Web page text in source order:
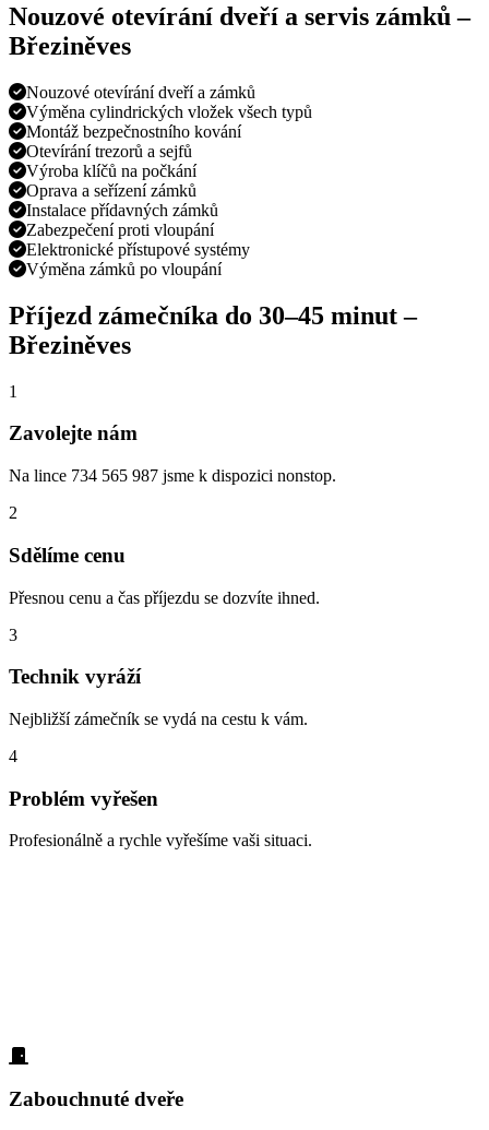
Nouzové otevírání dveří a servis zámků –
Březiněves
Nouzové otevírání dveří a zámků
Výměna cylindrických vložek všech typů
Montáž bezpečnostního kování
Otevírání trezorů a sejfů
Výroba klíčů na počkání
Oprava a seřízení zámků
Instalace přídavných zámků
Zabezpečení proti vloupání
Elektronické přístupové systémy
Výměna zámků po vloupání
Příjezd zámečníka do 30–45 minut–
Březiněves
1
Zavolejte nám
Na lince 734 565 987 jsme k dispozici nonstop.
2
Sdělíme cenu
Přesnou cenu a čas příjezdu se dozvíte ihned.
3
Technik vyráží
Nejbližší zámečník se vydá na cestu k vám.
4
Problém vyřešen
Profesionálně a rychle vyřešíme vaši situaci.
Zabouchnuté dveře